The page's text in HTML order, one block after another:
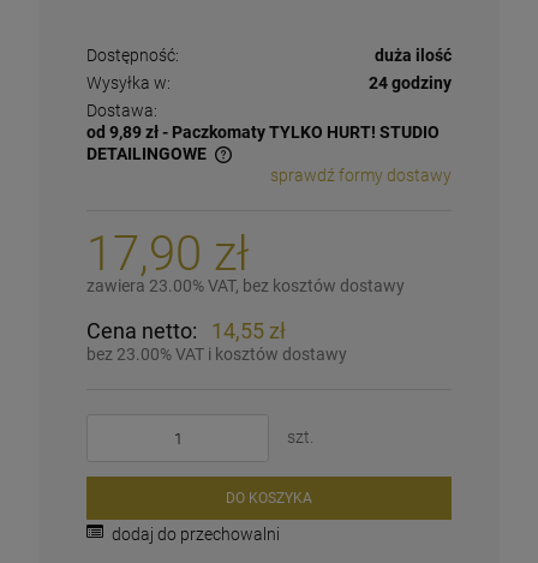
Dostępność:
duża ilość
Wysyłka w:
24 godziny
Dostawa:
od 9,89 zł- Paczkomaty TYLKO HURT! STUDIO
DETAILINGOWE
Cena nie zawiera ewentualnych kosztów płatności
sprawdź formy dostawy
17,90 zł
zawiera 23.00% VAT, bez kosztów dostawy
Cena netto: 14,55 zł
bez 23.00% VAT i kosztów dostawy
szt.
DO KOSZYKA
dodaj do przechowalni